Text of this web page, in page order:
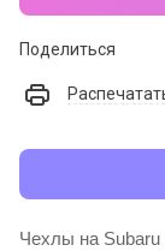
Поделиться
Чехлы на Subaru